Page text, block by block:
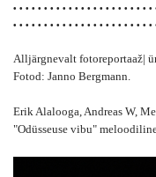
• • • • • • • • • • • • • • • • • • • • • •
• • • • • • • • • • • • • • • • • • • • • • •
Alljärgnevalt fotoreportaaž|
Fotod: Janno Bergmann.
Erik Alalooga, Andreas W,
"Odüsseuse vibu"